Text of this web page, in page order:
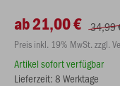
ab 21,00 € 34,99
Preis inkl. 19% MwSt. zzgl.
Artikel sofort verfügbar
Lieferzeit: 8 Werktage